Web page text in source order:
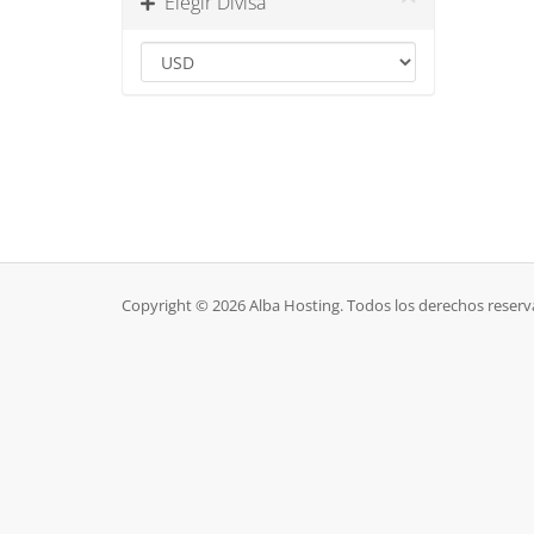
Copyright © 2026 Alba Hosting. Todos los derechos